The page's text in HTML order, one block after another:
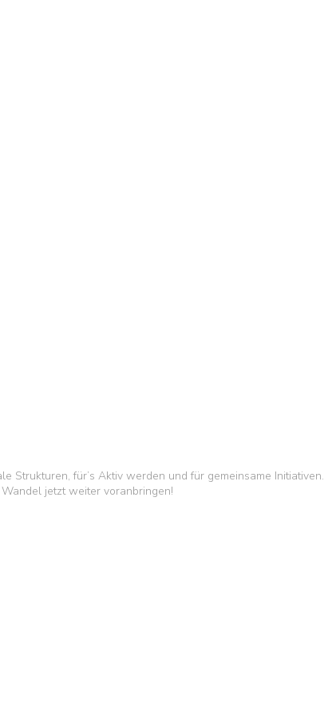
Strukturen, für’s Aktiv werden und für gemeinsame Initiativen.
jetzt weiter voranbringen!